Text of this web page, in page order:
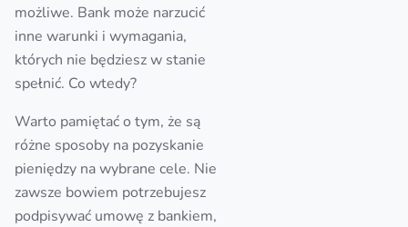
możliwe. Bank może narzucić
inne warunki i wymagania,
których nie będziesz w stanie
spełnić. Co wtedy?
Warto pamiętać o tym, że są
różne sposoby na pozyskanie
pieniędzy na wybrane cele. Nie
zawsze bowiem potrzebujesz
podpisywać umowę z bankiem,